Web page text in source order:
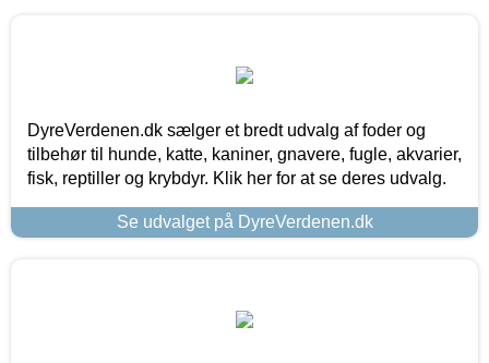
DyreVerdenen.dk sælger et bredt udvalg af foder og
tilbehør til hunde, katte, kaniner, gnavere, fugle, akvarier,
fisk, reptiller og krybdyr. Klik her for at se deres udvalg.
Se udvalget på DyreVerdenen.dk